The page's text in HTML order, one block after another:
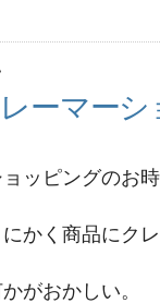
ーマー
ッピングのお
かく商品にク
がおかしい。